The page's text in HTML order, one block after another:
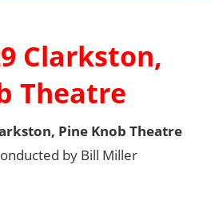
Clarkston,
Theatre
Pine Knob Theatre
by Bill Miller